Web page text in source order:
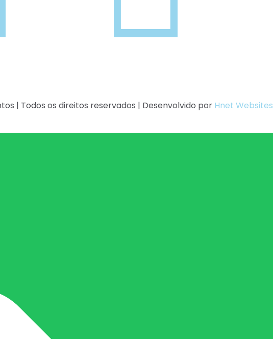
| Todos os direitos reservados | Desenvolvido por Hnet Websites